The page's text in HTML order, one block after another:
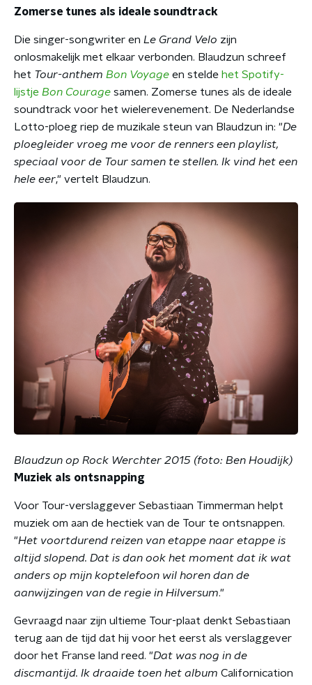
Zomerse tunes als ideale soundtrack
Die singer-songwriter en Le Grand Velo zijn
onlosmakelijk met elkaar verbonden. Blaudzun schreef
het Tour-anthem Bon Voyage en stelde het Spotify-
lijstje Bon Courage samen. Zomerse tunes als de ideale
soundtrack voor het wielerevenement. De Nederlandse
Lotto-ploeg riep de muzikale steun van Blaudzun in: "De
ploegleider vroeg me voor de renners een playlist,
speciaal voor de Tour samen te stellen. Ik vind het een
hele eer," vertelt Blaudzun.
Blaudzun op Rock Werchter 2015 (foto: Ben Houdijk)
Muziek als ontsnapping
Voor Tour-verslaggever Sebastiaan Timmerman helpt
muziek om aan de hectiek van de Tour te ontsnappen.
"Het voortdurend reizen van etappe naar etappe is
altijd slopend. Dat is dan ook het moment dat ik wat
anders op mijn koptelefoon wil horen dan de
aanwijzingen van de regie in Hilversum."
Gevraagd naar zijn ultieme Tour-plaat denkt Sebastiaan
terug aan de tijd dat hij voor het eerst als verslaggever
door het Franse land reed. "Dat was nog in de
discmantijd. Ik draaide toen het album Californication